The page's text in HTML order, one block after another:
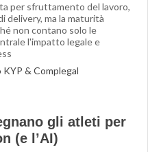
per sfruttamento del lavoro,
delivery, ma la maturità
non contano solo le
l'impatto legale e
& Complegal
gli atleti per
(e l’AI)